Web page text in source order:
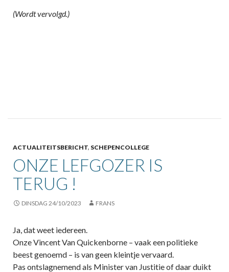
(Wordt vervolgd.)
ACTUALITEITSBERICHT, SCHEPENCOLLEGE
ONZE LEFGOZER IS
TERUG !
DINSDAG 24/10/2023 FRANS
Ja, dat weet iedereen.
Onze Vincent Van Quickenborne – vaak een politieke
beest genoemd – is van geen kleintje vervaard.
Pas ontslagnemend als Minister van Justitie of daar duikt